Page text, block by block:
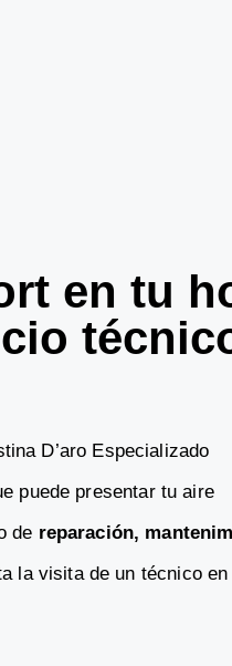
en tu
D’aro Especializado
puede presentar tu aire
de reparación,
la visita de un técnico en